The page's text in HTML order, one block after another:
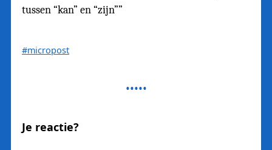
tussen “kan” en “zijn””
#micropost
Je reactie?